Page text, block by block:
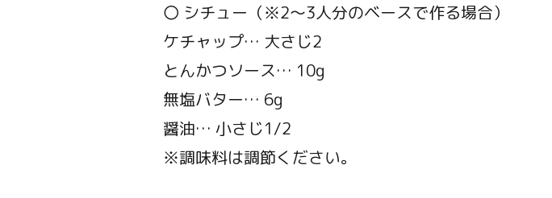
〇 シチュー（※2～3人分のベースで作る場合）
ケチャップ… 大さじ2
とんかつソース… 10g
無塩バター… 6g
醤油… 小さじ1/2
※調味料は調節ください。